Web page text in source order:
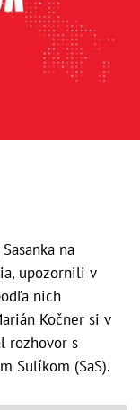
na
upozornili v
nich
Kočner si v
rozhovor s
Sulíkom (SaS).